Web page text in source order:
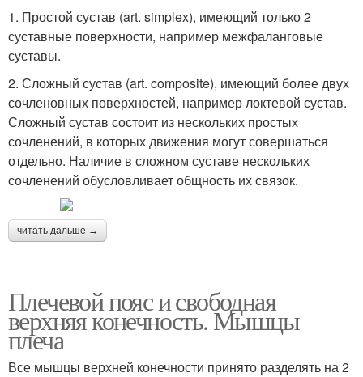
1. Простой сустав (art. simplex), имеющий только 2
суставные поверхности, например межфаланговые
суставы.
2. Сложный сустав (art. composite), имеющий более двух
сочленовных поверхностей, например локтевой сустав.
Сложный сустав состоит из нескольких простых
сочленений, в которых движения могут совершаться
отдельно. Наличие в сложном суставе нескольких
сочленений обусловливает общность их связок.
читать дальше →
Плечевой пояс и свободная
верхняя конечность. Мышцы
плеча
Все мышцы верхней конечности принято разделять на 2